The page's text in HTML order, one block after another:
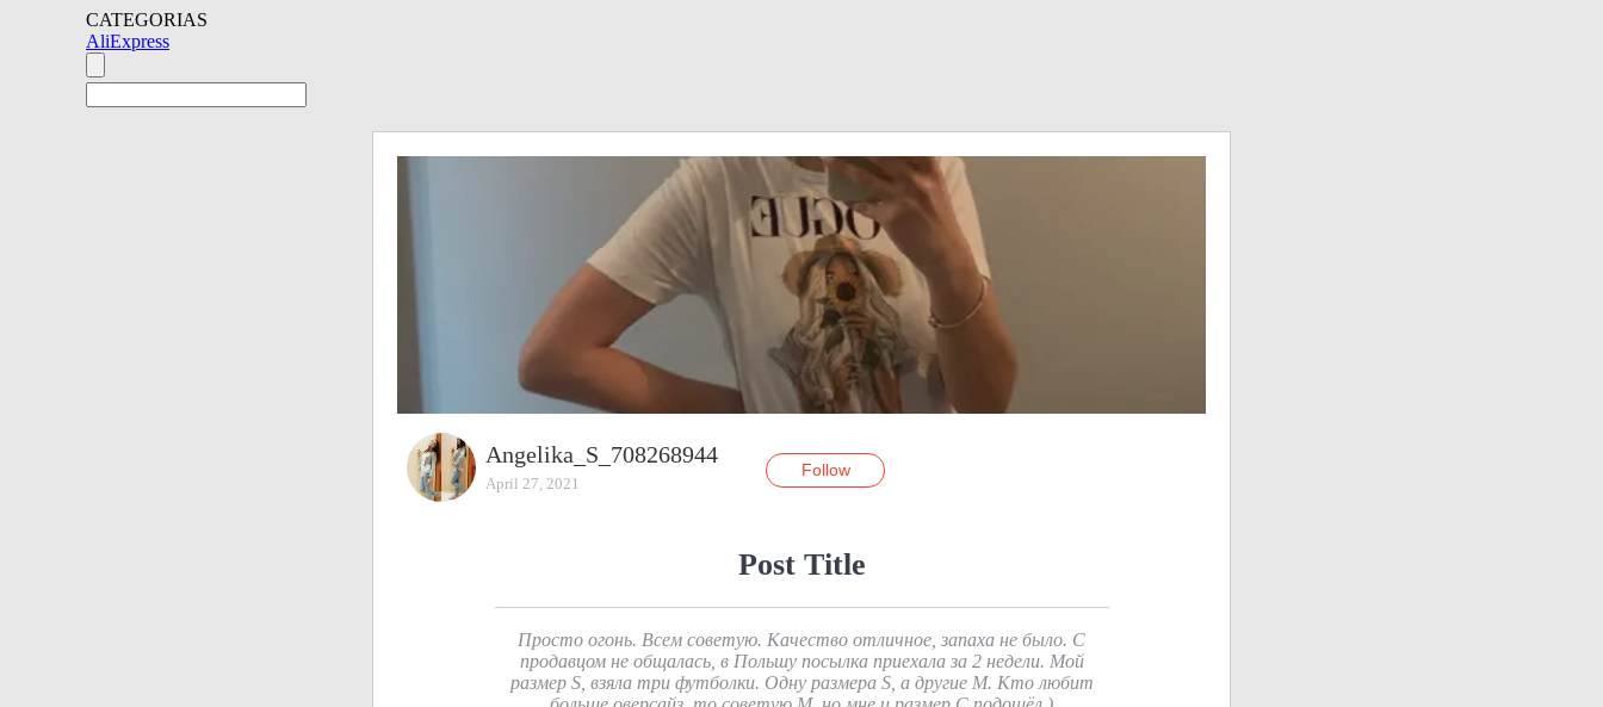
CATEGORIAS
AliExpress
Angelika_S_708268944
April 27, 2021
Follow
Post Title
Просто огонь. Всем советую. Качество отличное, запаха не было. С
продавцом не общалась, в Польшу посылка приехала за 2 недели. Мой
размер S, взяла три футболки. Одну размера S, а другие М. Кто любит